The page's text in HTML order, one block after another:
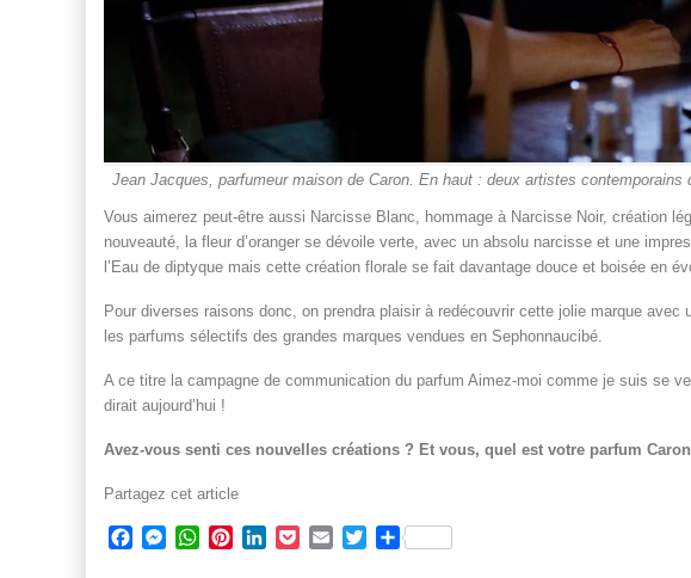
Jean Jacques, parfumeur maison de Caron. En haut : deux artistes contemporains
Vous aimerez peut-être aussi Narcisse Blanc, hommage à Narcisse Noir, création
nouveauté, la fleur d’oranger se dévoile verte, avec un absolu narcisse et une
l’Eau de diptyque mais cette création florale se fait davantage douce et boisée en
Pour diverses raisons donc, on prendra plaisir à redécouvrir cette jolie marque
les parfums sélectifs des grandes marques vendues en Sephonnaucibé.
A ce titre la campagne de communication du parfum Aimez-moi comme je suis se
dirait aujourd’hui !
Avez-vous senti ces nouvelles créations ? Et vous, quel est votre parfum
Partagez cet article
Facebook
Messenger
WhatsApp
PinterestLinkedInPocketEmailTwitterPartager